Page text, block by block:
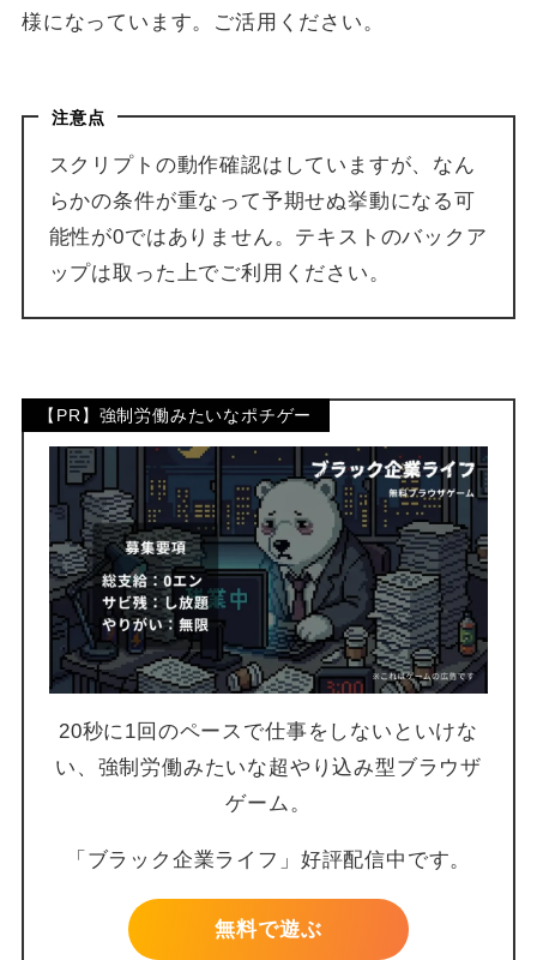
様になっています。ご活用ください。
注意点
スクリプトの動作確認はしていますが、なん
らかの条件が重なって予期せぬ挙動になる可
能性が0ではありません。テキストのバックア
ップは取った上でご利用ください。
【PR】強制労働みたいなポチゲー
20秒に1回のペースで仕事をしないといけな
い、強制労働みたいな超やり込み型ブラウザ
ゲーム。
「ブラック企業ライフ」好評配信中です。
無料で遊ぶ